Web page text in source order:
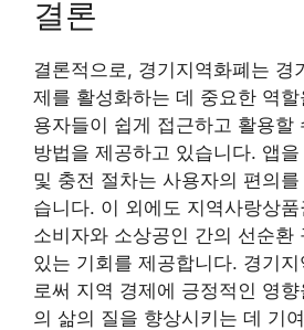
결론
결론적으로, 경기지역화폐는 경
제를 활성화하는 데 중요한 역
용자들이 쉽게 접근하고 활용할
방법을 제공하고 있습니다. 앱
및 충전 절차는 사용자의 편의
습니다. 이 외에도 지역사랑상
소비자와 소상공인 간의 선순환
있는 기회를 제공합니다. 경기
로써 지역 경제에 긍정적인 영
의 삶의 질을 향상시키는 데 기